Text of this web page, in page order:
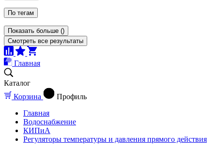
По тегам
Показать больше ()
Смотреть все результаты
Главная
Каталог
Корзина
Профиль
Главная
Водоснабжение
КИПиА
Регуляторы температуры и давления прямого действия